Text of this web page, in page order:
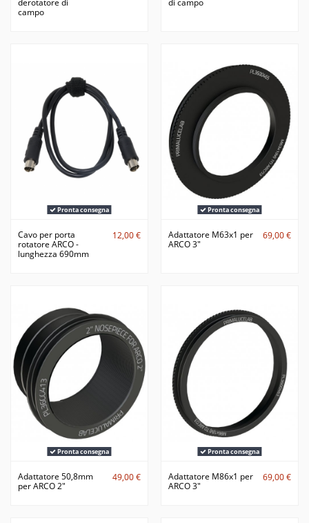
campo
Pronta consegna
Cavo per porta
rotatore ARCO -
lunghezza 690mm
12,00 €
Pronta consegna
Adattatore M63x1 per
ARCO 3"
69,00 €
Pronta consegna
Adattatore 50,8mm
per ARCO 2"
49,00 €
Pronta consegna
Adattatore M86x1 per
ARCO 3"
69,00 €